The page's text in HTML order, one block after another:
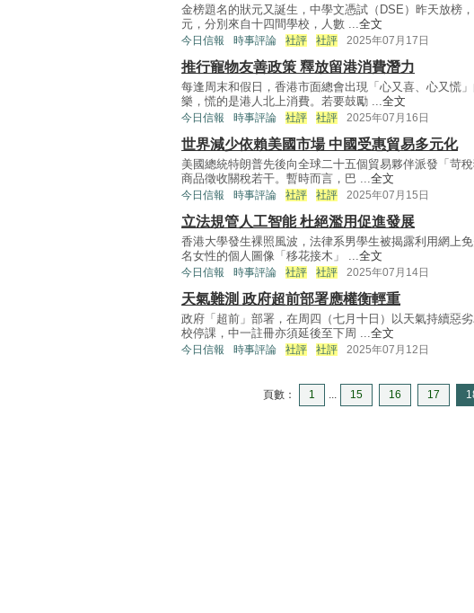
金榜題名的狀元又誕生，中學文憑試（DSE）昨天放榜
元，分別來自十四間學校，人數 ...全文
今日信報 時事評論 社評 社評 2025年07月17日
推行寵物友善政策 釋放留港消費潛力
每逢周末和假日，香港市面總會出現「心又喜、心又慌
樂，慌的是港人北上消費。若要鼓勵 ...全文
今日信報 時事評論 社評 社評 2025年07月16日
世界減少依賴美國市場 中國受惠貿易多元化
美國總統特朗普先後向全球二十五個貿易夥伴派發「苛
商品徵收關稅若干。暫時而言，巴 ...全文
今日信報 時事評論 社評 社評 2025年07月15日
立法規管人工智能 杜絕濫用促進發展
香港大學發生裸照風波，法律系男學生被揭露利用網上
名女性的個人圖像「移花接木」 ...全文
今日信報 時事評論 社評 社評 2025年07月14日
天氣難測 政府超前部署應權衡輕重
政府「超前」部署，在周四（七月十日）以天氣持續惡
校停課，中一註冊亦須延後至下周 ...全文
今日信報 時事評論 社評 社評 2025年07月12日
頁數： 1 ... 15 16 17